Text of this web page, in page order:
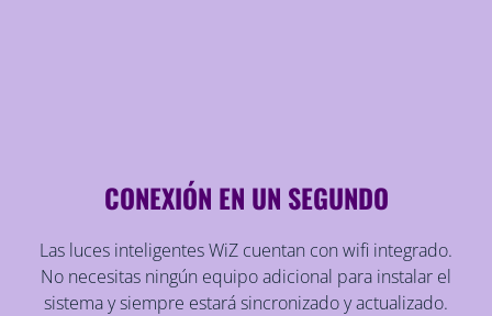
CONEXIÓN EN UN SEGUNDO
Las luces inteligentes WiZ cuentan con wifi integrado.
No necesitas ningún equipo adicional para instalar el
sistema y siempre estará sincronizado y actualizado.